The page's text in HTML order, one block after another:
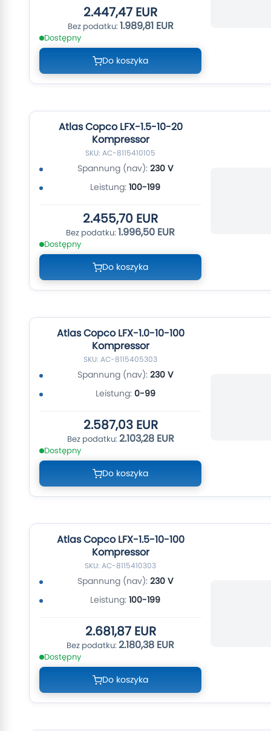
2.447,47 EUR
1.989,81 EUR
Dostępny
Do koszyka
Atlas Copco LFX-1.5-10-20
Kompressor
SKU: AC-8115410105
Spannung (nav): 230 V
Leistung: 100-199
2.455,70 EUR
1.996,50 EUR
Dostępny
Do koszyka
Atlas Copco LFX-1.0-10-100
Kompressor
SKU: AC-8115405303
Spannung (nav): 230 V
Leistung: 0-99
2.587,03 EUR
2.103,28 EUR
Dostępny
Do koszyka
Atlas Copco LFX-1.5-10-100
Kompressor
SKU: AC-8115410303
Spannung (nav): 230 V
Leistung: 100-199
2.681,87 EUR
2.180,38 EUR
Dostępny
Do koszyka